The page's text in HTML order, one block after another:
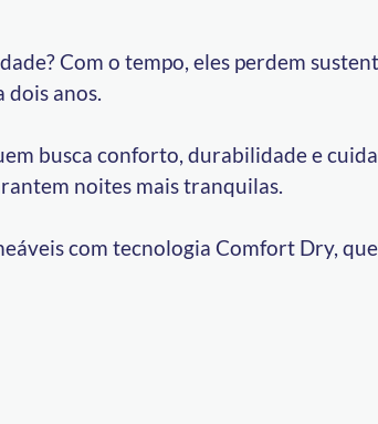
Com o tempo, eles perdem
dois anos.
busca conforto, durabilidade e
noites mais tranquilas.
com tecnologia Comfort Dry,